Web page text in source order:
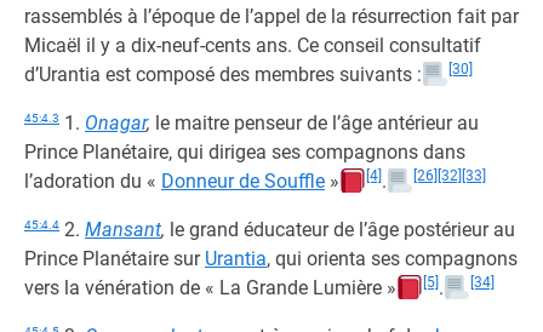
rassemblés à l’époque de l’appel de la résurrection fait par
Micaël il y a dix-neuf-cents ans. Ce conseil consultatif
d’Urantia est composé des membres suivants :
[30]
45:4.3 1. Onagar, le maitre penseur de l’âge antérieur au
Prince Planétaire, qui dirigea ses compagnons dans
l’adoration du « Donneur de Souffle » [4] . [26] [32] [33]
45:4.4 2. Mansant, le grand éducateur de l’âge postérieur au
Prince Planétaire sur Urantia, qui orienta ses compagnons
vers la vénération de « La Grande Lumière »
[5] . [34]